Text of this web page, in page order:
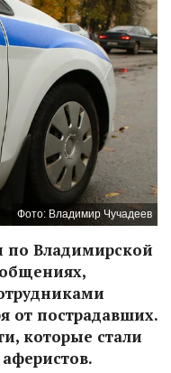
Фото: Владимир Чучадеев
по Владимирской
от пострадавших.
которые стали